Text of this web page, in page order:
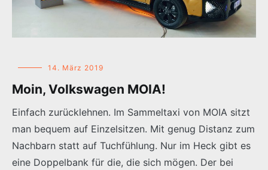
14. März 2019
Moin, Volkswagen MOIA!
Einfach zurücklehnen. Im Sammeltaxi von MOIA sitzt
man bequem auf Einzelsitzen. Mit genug Distanz zum
Nachbarn statt auf Tuchfühlung. Nur im Heck gibt es
eine Doppelbank für die, die sich mögen. Der bei